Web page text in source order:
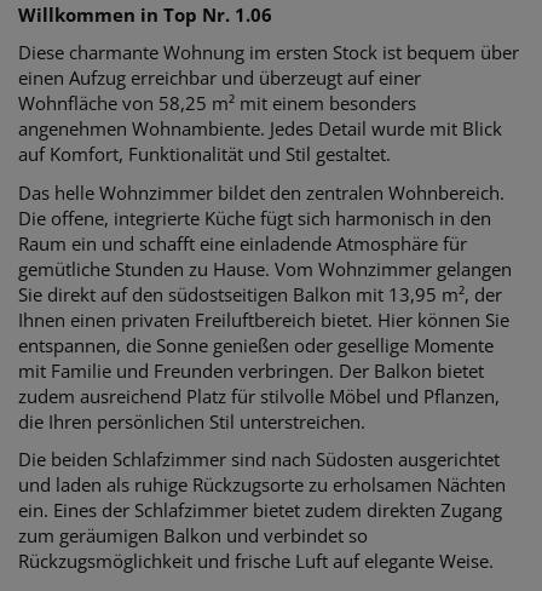
Willkommen in Top Nr. 1.06
Diese charmante Wohnung im ersten Stock ist bequem über
einen Aufzug erreichbar und überzeugt auf einer
Wohnfläche von 58,25 m² mit einem besonders
angenehmen Wohnambiente. Jedes Detail wurde mit Blick
auf Komfort, Funktionalität und Stil gestaltet.
Das helle Wohnzimmer bildet den zentralen Wohnbereich.
Die offene, integrierte Küche fügt sich harmonisch in den
Raum ein und schafft eine einladende Atmosphäre für
gemütliche Stunden zu Hause. Vom Wohnzimmer gelangen
Sie direkt auf den südostseitigen Balkon mit 13,95 m², der
Ihnen einen privaten Freiluftbereich bietet. Hier können Sie
entspannen, die Sonne genießen oder gesellige Momente
mit Familie und Freunden verbringen. Der Balkon bietet
zudem ausreichend Platz für stilvolle Möbel und Pflanzen,
die Ihren persönlichen Stil unterstreichen.
Die beiden Schlafzimmer sind nach Südosten ausgerichtet
und laden als ruhige Rückzugsorte zu erholsamen Nächten
ein. Eines der Schlafzimmer bietet zudem direkten Zugang
zum geräumigen Balkon und verbindet so
Rückzugsmöglichkeit und frische Luft auf elegante Weise.